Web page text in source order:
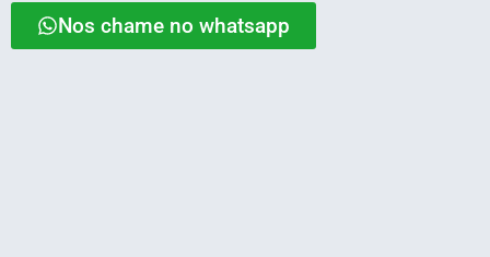
Nos chame no whatsapp